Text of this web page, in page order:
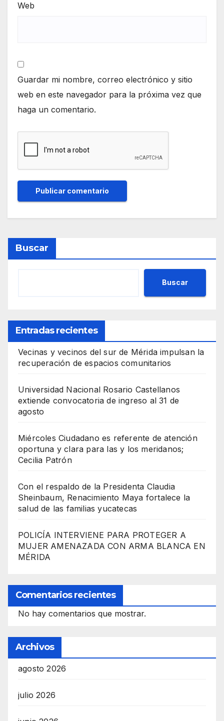
Web
Guardar mi nombre, correo electrónico y sitio
web en este navegador para la próxima vez que
haga un comentario.
Buscar
Buscar
Entradas recientes
Vecinas y vecinos del sur de Mérida impulsan la
recuperación de espacios comunitarios
Universidad Nacional Rosario Castellanos
extiende convocatoria de ingreso al 31 de
agosto
Miércoles Ciudadano es referente de atención
oportuna y clara para las y los meridanos;
Cecilia Patrón
Con el respaldo de la Presidenta Claudia
Sheinbaum, Renacimiento Maya fortalece la
salud de las familias yucatecas
POLICÍA INTERVIENE PARA PROTEGER A
MUJER AMENAZADA CON ARMA BLANCA EN
MÉRIDA
Comentarios recientes
No hay comentarios que mostrar.
Archivos
agosto 2026
julio 2026